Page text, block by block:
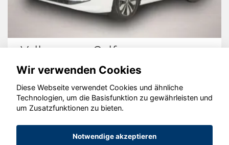
Volkswagen Golf
© konjunkturmotor.de GmbH 2020 - 2026
Wir verwenden Cookies
Diese Webseite verwendet Cookies und ähnliche
Technologien, um die Basisfunktion zu gewährleisten und
um Zusatzfunktionen zu bieten.
Notwendige akzeptieren